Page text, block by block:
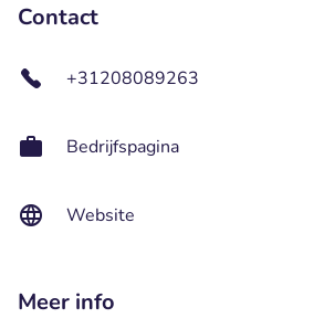
Contact
+31208089263
Bedrijfspagina
Website
Meer info